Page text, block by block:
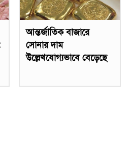
আন্তর্জাতিক বাজারে
সোনার দাম
উল্লেখযোগ্যভাবে বেড়েছে